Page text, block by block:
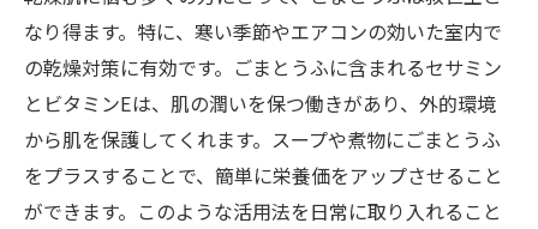
なり得ます。特に、寒い季節やエアコンの効いた室内で
の乾燥対策に有効です。ごまとうふに含まれるセサミン
とビタミンEは、肌の潤いを保つ働きがあり、外的環境
から肌を保護してくれます。スープや煮物にごまとうふ
をプラスすることで、簡単に栄養価をアップさせること
ができます。このような活用法を日常に取り入れること